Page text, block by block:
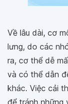
Về lâu dài, cơ
lưng, do các
ra, cơ thể dễ
và có thể dẫn
khác. Việc cải
để tránh những